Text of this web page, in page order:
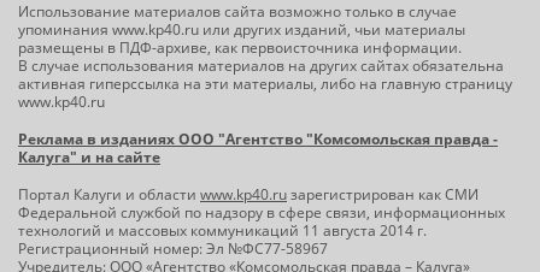
Использование материалов сайта возможно только в случае
упоминания www.kp40.ru или других изданий, чьи материалы
размещены в ПДФ-архиве, как первоисточника информации.
В случае использования материалов на других сайтах обязательна
активная гиперссылка на эти материалы, либо на главную страницу
www.kp40.ru
Реклама в изданиях ООО "Агентство "Комсомольская правда -
Калуга" и на сайте
Портал Калуги и области www.kp40.ruзарегистрирован как СМИ
Федеральной службой по надзору в сфере связи, информационных
технологий и массовых коммуникаций 11 августа 2014 г.
Регистрационный номер: Эл №ФС77-58967
Учредитель: ООО «Агентство «Комсомольская правда – Калуга»